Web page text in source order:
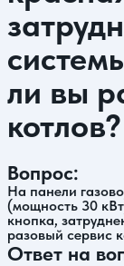
ли вы
котлов?
Вопрос:
На панели
(мощность 30
кнопка,
разовый сервис
Ответ на